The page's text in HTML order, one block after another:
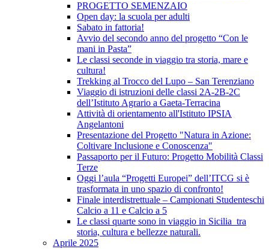
PROGETTO SEMENZAIO
Open day: la scuola per adulti
Sabato in fattoria!
Avvio del secondo anno del progetto “Con le
mani in Pasta”
Le classi seconde in viaggio tra storia, mare e
cultura!
Trekking al Trocco del Lupo – San Terenziano
Viaggio di istruzioni delle classi 2A-2B-2C
dell’Istituto Agrario a Gaeta-Terracina
Attività di orientamento all'Istituto IPSIA
Angelantoni
Presentazione del Progetto "Natura in Azione:
Coltivare Inclusione e Conoscenza"
Passaporto per il Futuro: Progetto Mobilità Classi
Terze
Oggi l’aula “Progetti Europei” dell’ITCG si è
trasformata in uno spazio di confronto!
Finale interdistrettuale – Campionati Studenteschi
Calcio a 11 e Calcio a 5
Le classi quarte sono in viaggio in Sicilia tra
storia, cultura e bellezze naturali.
Aprile 2025